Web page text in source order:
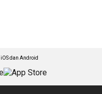
dan Android